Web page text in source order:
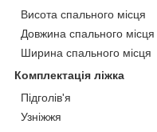
Висота спального місця
Довжина спального місця
Ширина спального місця
Комплектація ліжка
Підголів'я
Узніжжя